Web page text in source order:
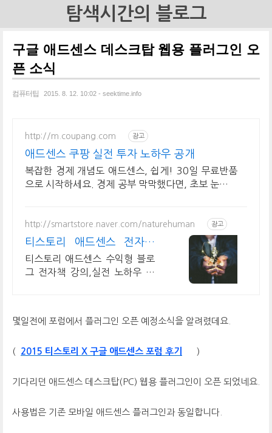
탐색시간의 블로그
구글 애드센스 데스크탑 웹용 플러그인 오
픈 소식
컴퓨터팁 2015. 8. 12. 10:02 - seektime.info
http://m.coupang.com 광고
애드센스 쿠팡 실전 투자 노하우 공개
복잡한 경제 개념도 애드센스, 쉽게! 30일 무료반품
으로 시작하세요. 경제 공부 막막했다면, 초보 눈높이
http://smartstore.naver.com/naturehuman 광고
티스토리 애드센스 전자책
월100만원 고정 수익발생!
티스토리 애드센스 수익형 블로
그 전자책 강의,실전 노하우 제
배워요!
몇일전에 포럼에서 플러그인 오픈 예정소식을 알려렸데요.
( 2015 티스토리 X 구글 애드센스 포럼 후기 )
기다리던 애드센스 데스크탑(PC) 웹용 플러그인이 오픈 되었네요.
사용법은 기존 모바일 애드센스 플러그인과 동일합니다.